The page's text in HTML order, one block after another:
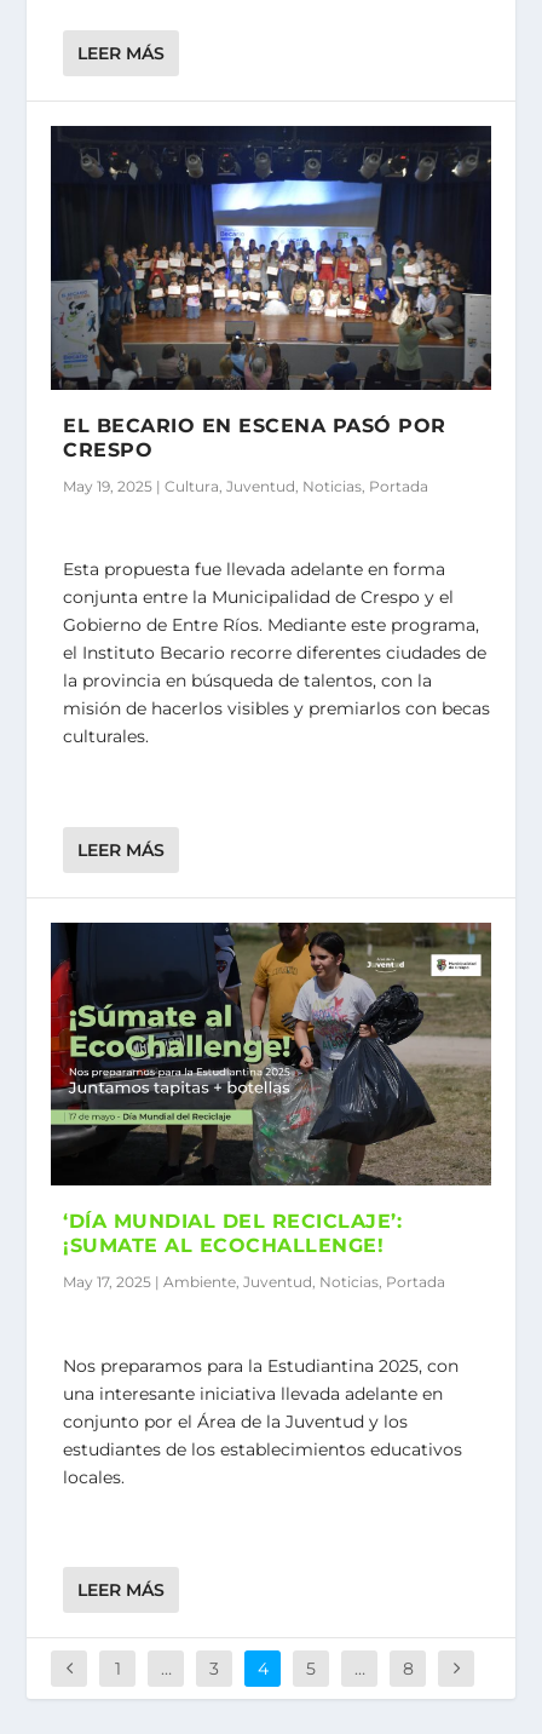
LEER MÁS
EL BECARIO EN ESCENA PASÓ POR
CRESPO
May 19, 2025 |Cultura ,Juventud Noticias Portada
Esta propuesta fue llevada adelante en forma
conjunta entre la Municipalidad de Crespo y el
Gobierno de Entre Ríos. Mediante este programa,
el Instituto Becario recorre diferentes ciudades de
la provincia en búsqueda de talentos, con la
misión de hacerlos visibles y premiarlos con becas
culturales.
LEER MÁS
‘DÍA MUNDIAL DEL RECICLAJE’:
¡SUMATE AL ECOCHALLENGE!
May 17, 2025 |Ambiente,Juventud, Noticias, Portada
Nos preparamos para la Estudiantina 2025, con
una interesante iniciativa llevada adelante en
conjunto por el Área de la Juventud y los
estudiantes de los establecimientos educativos
locales.
LEER MÁS
1 … 3 4 5 … 8